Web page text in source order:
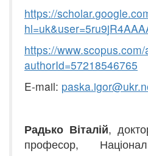
https://scholar.google.
hl=uk&user=5ru9jR4
https://www.scopus.com/
authorId=57218546765
E-mail: paska.igor@ukr.
Радько Віталій,
професор,